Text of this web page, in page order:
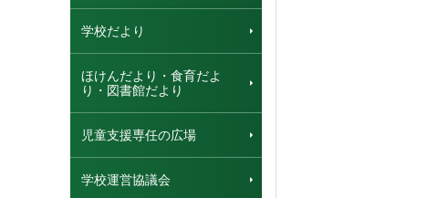
学校だより
ほけんだより・食育だよ
り・図書館だより
児童支援専任の広場
学校運営協議会